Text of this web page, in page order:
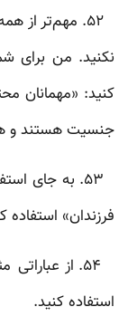
۵۲. مهم‌تر از
نکنید. من برای
کنید: «مهمانان
جنسیت هستند و
۵۳. به جای
فرزندان» استفاده
۵۴. از
استفاده کنید.